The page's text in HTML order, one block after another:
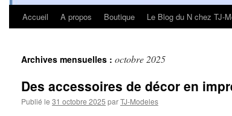
Aller
contenu
Accueil A propos Boutique Le Blog du N chez TJ-
Archives mensuelles : octobre 2025
Des accessoires de décor en
Publié le 31 octobre 2025 parTJ-Modeles